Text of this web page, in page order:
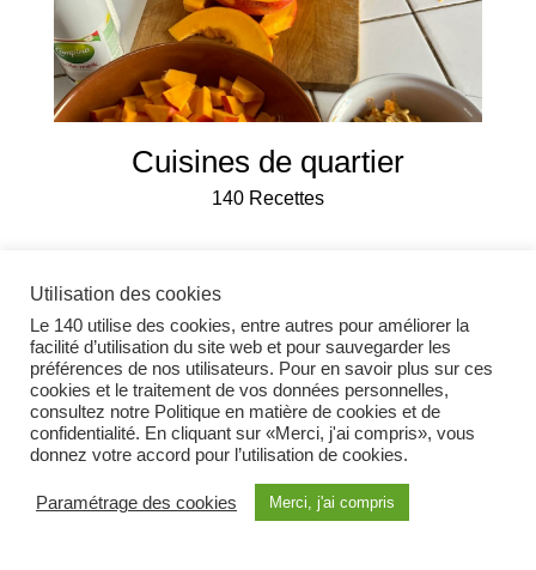
Cuisines de quartier
140 Recettes
Utilisation des cookies
Le 140 utilise des cookies, entre autres pour améliorer la
facilité d’utilisation du site web et pour sauvegarder les
préférences de nos utilisateurs. Pour en savoir plus sur ces
cookies et le traitement de vos données personnelles,
consultez notre Politique en matière de cookies et de
confidentialité. En cliquant sur «Merci, j'ai compris», vous
donnez votre accord pour l’utilisation de cookies.
Paramétrage des cookies Merci, j'ai compris